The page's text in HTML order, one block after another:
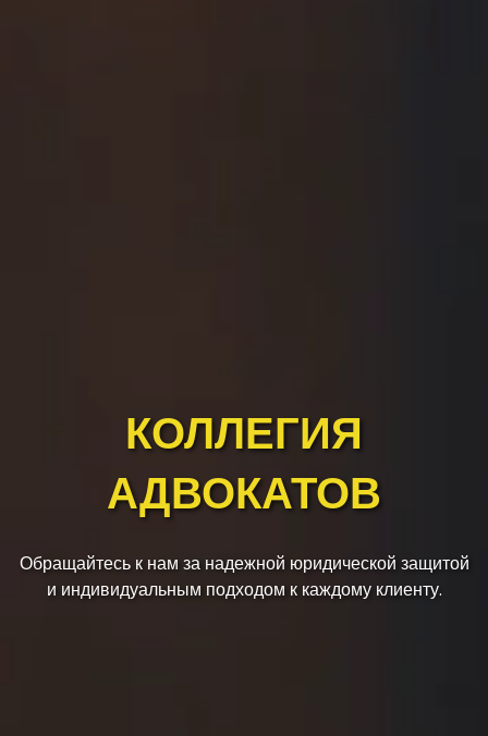
КОЛЛЕГИЯ
АДВОКАТОВ
Обращайтесь к нам за надежной юридической защитой
и индивидуальным подходом к каждому клиенту.